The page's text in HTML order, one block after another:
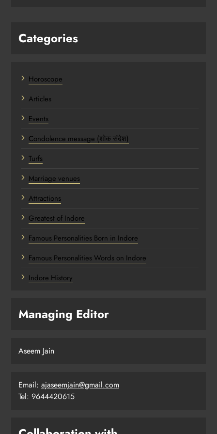
Categories
Horoscope
Articles
Events
Condolence message (शोक संदेश)
Turfs
Marriage venues
Attractions
Greatest of Indore
Famous Personalities Born in Indore
Famous Personalities Words on Indore
Indore History
Managing Editor
Aseem Jain
Email: ajaseemjain@gmail.com
Tel: 9644420615